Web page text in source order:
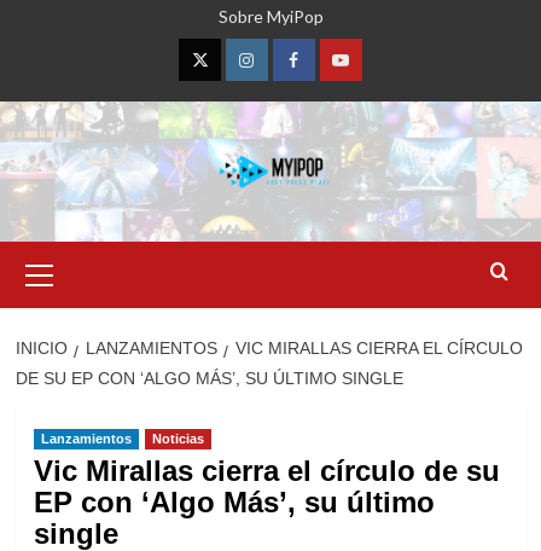
Sobre MyiPop
TwitterInstagramFacebookYouTube
primario
INICIO LANZAMIENTOS
VIC MIRALLAS CIERRA EL CÍRCULO
DE SU EP CON ‘ALGO MÁS’, SU ÚLTIMO SINGLE
Lanzamientos Noticias
Vic Mirallas cierra el círculo de su
EP con ‘Algo Más’, su último
single